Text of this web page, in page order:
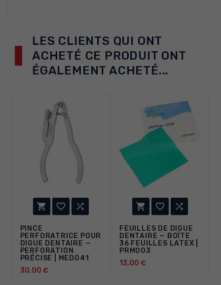
LES CLIENTS QUI ONT
ACHETÉ CE PRODUIT ONT
ÉGALEMENT ACHETÉ...
  
PINCE
PERFORATRICE POUR
DIGUE DENTAIRE —
PERFORATION
PRÉCISE | MED041
30,00 €
  
FEUILLES DE DIGUE
DENTAIRE — BOÎTE
36 FEUILLES LATEX |
PRM003
13,00 €